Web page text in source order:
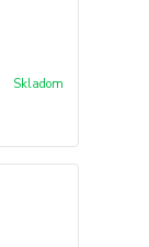
Skladom